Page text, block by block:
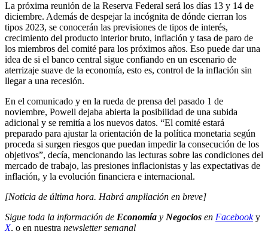
La próxima reunión de la Reserva Federal será los días 13 y 14 de
diciembre. Además de despejar la incógnita de dónde cierran los
tipos 2023, se conocerán las previsiones de tipos de interés,
crecimiento del producto interior bruto, inflación y tasa de paro de
los miembros del comité para los próximos años. Eso puede dar una
idea de si el banco central sigue confiando en un escenario de
aterrizaje suave de la economía, esto es, control de la inflación sin
llegar a una recesión.
En el comunicado y en la rueda de prensa del pasado 1 de
noviembre, Powell dejaba abierta la posibilidad de una subida
adicional y se remitía a los nuevos datos. “El comité estará
preparado para ajustar la orientación de la política monetaria según
proceda si surgen riesgos que puedan impedir la consecución de los
objetivos”, decía, mencionando las lecturas sobre las condiciones del
mercado de trabajo, las presiones inflacionistas y las expectativas de
inflación, y la evolución financiera e internacional.
[Noticia de última hora. Habrá ampliación en breve]
Sigue toda la información de Economía y Negocios en Facebooky
X, o en nuestra newsletter semanal